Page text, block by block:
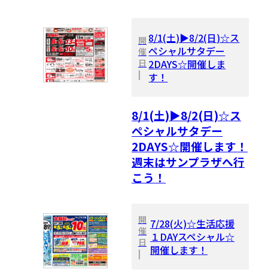
開
催
日
|
8/1(土)▶8/2(日)☆ス
ペシャルサタデー
2DAYS☆開催しま
す！
8/1(土)▶8/2(日)☆ス
ペシャルサタデー
2DAYS☆開催します！
週末はサンプラザへ行
こう！
開
催
日
|
7/28(火)☆生活応援
１DAYスペシャル☆
開催します！